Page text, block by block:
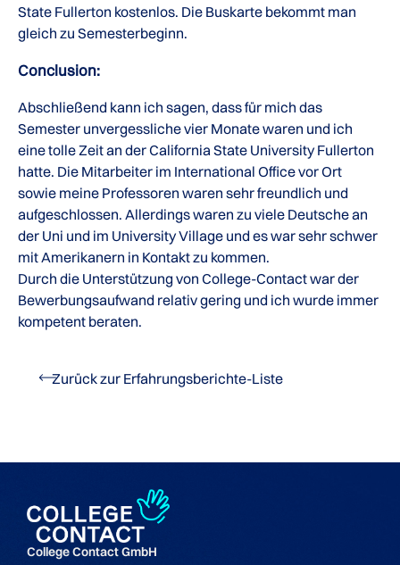
State Fullerton kostenlos. Die Buskarte bekommt man
gleich zu Semesterbeginn.
Conclusion:
Abschließend kann ich sagen, dass für mich das
Semester unvergessliche vier Monate waren und ich
eine tolle Zeit an der California State University Fullerton
hatte. Die Mitarbeiter im International Office vor Ort
sowie meine Professoren waren sehr freundlich und
aufgeschlossen. Allerdings waren zu viele Deutsche an
der Uni und im University Village und es war sehr schwer
mit Amerikanern in Kontakt zu kommen.
Durch die Unterstützung von College-Contact war der
Bewerbungsaufwand relativ gering und ich wurde immer
kompetent beraten.
Zurück zur Erfahrungsberichte-Liste
College Contact GmbH